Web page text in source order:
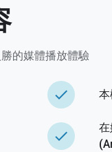
的媒體播放體驗
done
done